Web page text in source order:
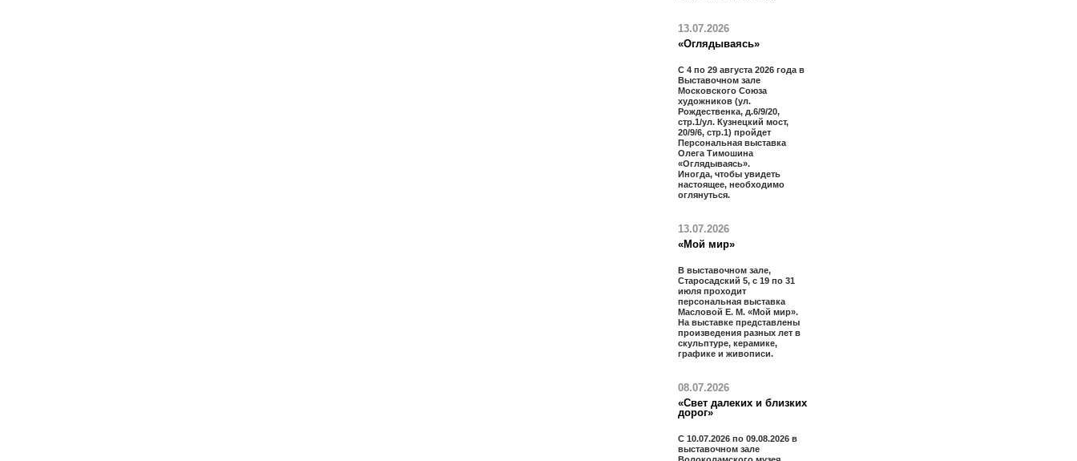
13.07.2026
«Оглядываясь»
С 4 по 29 августа 2026 года в
Выставочном зале
Московского Союза
художников (ул.
Рождественка, д.6/9/20,
стр.1/ул. Кузнецкий мост,
20/9/6, стр.1) пройдет
Персональная выставка
Олега Тимошина
«Оглядываясь».
Иногда, чтобы увидеть
настоящее, необходимо
оглянуться.
13.07.2026
«Мой мир»
В выставочном зале,
Старосадский 5, с 19 по 31
июля проходит
персональная выставка
Масловой Е. М. «Мой мир».
На выставке представлены
произведения разных лет в
скульптуре, керамике,
графике и живописи.
08.07.2026
«Свет далеких и близких
дорог»
С 10.07.2026 по 09.08.2026 в
выставочном зале